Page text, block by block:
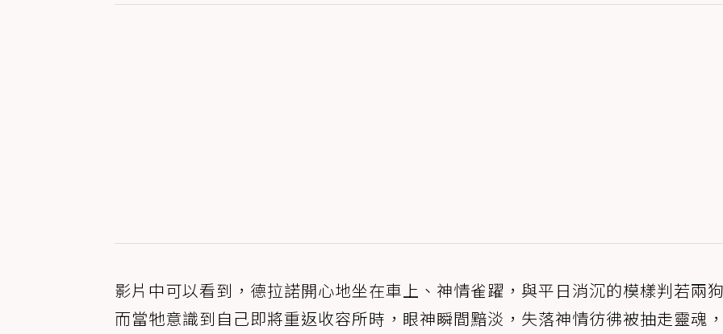
影片中可以看到，德拉諾開心地坐在車上、神情雀躍，與平日消沉的模樣判若兩
而當牠意識到自己即將重返收容所時，眼神瞬間黯淡，失落神情彷彿被抽走靈魂